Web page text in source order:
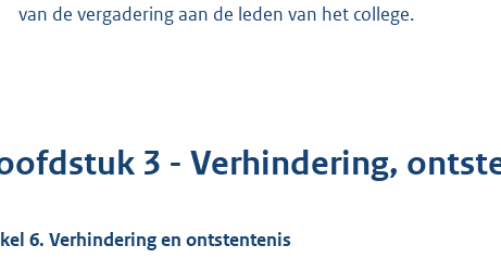
van de vergadering aan de leden van het college.
3 - Verhindering,
6. Verhindering en ontstentenis